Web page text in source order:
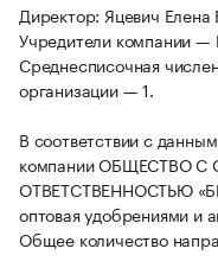
Директор: Яцевич
Учредители компании —
Среднесписочная
организации — 1.
В соответствии с
компании ОБЩЕСТВО С
ОТВЕТСТВЕННОСТЬЮ
оптовая удобрениями и
Общее количество